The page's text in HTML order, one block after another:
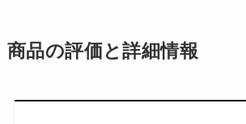
商品の評価と詳細情報